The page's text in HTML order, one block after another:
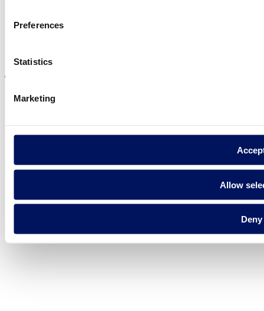
Preferences
Statistics
Marketing
Allow
Deny
Avís legal
Fluidra S.A. 2025